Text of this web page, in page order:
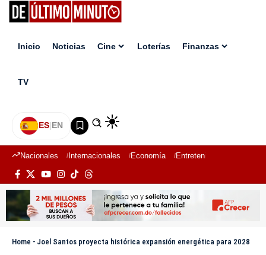
Inicio Noticias Cine Loterías Finanzas
TV
ES|EN
Nacionales Internacionales Economía Entretenimiento
Home - Joel Santos proyecta histórica expansión energética para 2028